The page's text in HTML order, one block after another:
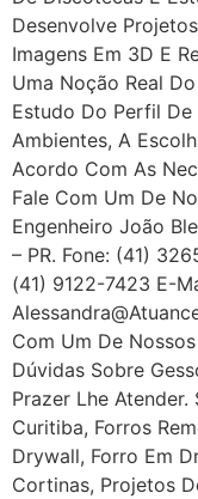
Desenvolve
Imagens Em 3D E
Uma Noção Real
Estudo Do Perfil
Ambientes, A
Acordo Com As
Fale Com Um De
Engenheiro João
– PR. Fone: (41)
(41) 9122-7423 E-
Com Um De
Dúvidas Sobre
Prazer Lhe
Curitiba, Forros
Drywall, Forro Em
Cortinas, Projetos